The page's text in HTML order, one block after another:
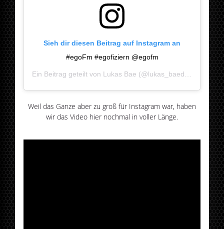
Sieh dir diesen Beitrag auf Instagram an
#egoFm #egofiziern @egofm
Ein Beitrag geteilt von Lukas Bae (@lukas_baedeker) am
Weil das Ganze aber zu groß für Instagram war, haben
wir das Video hier nochmal in voller Länge.